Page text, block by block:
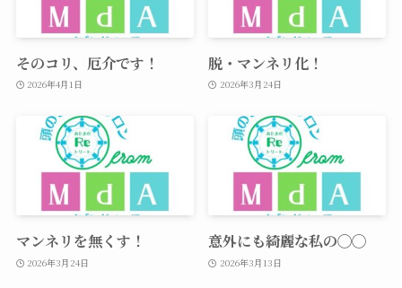
そのコリ、厄介です！
2026年4月1日
脱・マンネリ化！
2026年3月24日
マンネリを無くす！
2026年3月24日
意外にも綺麗な私の◯◯
2026年3月13日